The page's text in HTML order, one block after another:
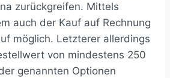
zurückgreifen. Mittels
auch der Kauf auf Rechnung
möglich. Letzterer allerdings
von mindestens 250
genannten Optionen